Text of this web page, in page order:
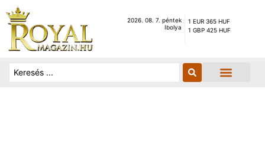
2026. 08. 7. péntek
Ibolya
1 EUR 365 HUF
1 GBP 425 HUF